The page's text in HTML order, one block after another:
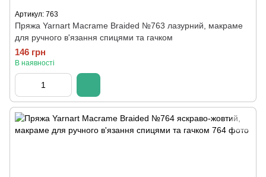
Артикул: 763
Пряжа Yarnart Macrame Braided №763 лазурний, макраме
для ручного в'язання спицями та гачком
146 грн
В наявності